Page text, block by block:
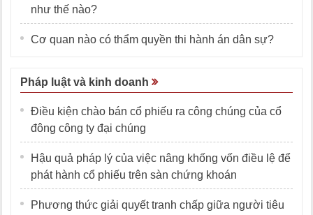
như thế nào?
Cơ quan nào có thẩm quyền thi hành án dân sự?
Pháp luật và kinh doanh
Điều kiện chào bán cổ phiếu ra công chúng của cổ
đông công ty đại chúng
Hậu quả pháp lý của việc nâng khống vốn điều lệ để
phát hành cổ phiếu trên sàn chứng khoán
Phương thức giải quyết tranh chấp giữa người tiêu